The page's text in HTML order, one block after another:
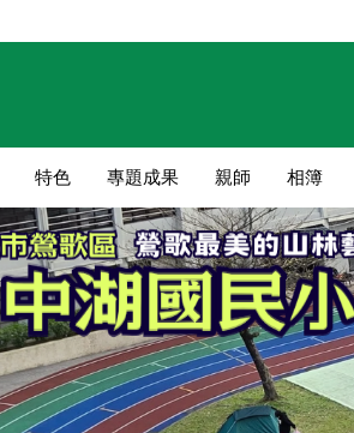
特色 專題成果 親師 相簿